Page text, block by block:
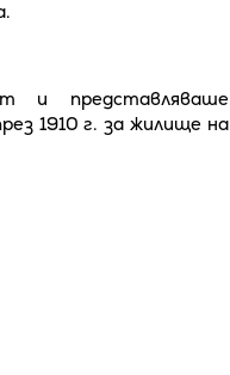
и представляваше
1910 г. за жилище на